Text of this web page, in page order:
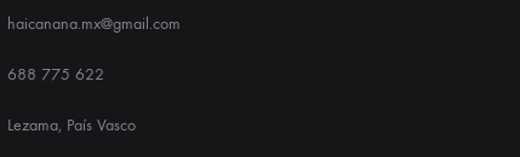
haicanana.mx@gmail.com
688 775 622
Lezama, País Vasco